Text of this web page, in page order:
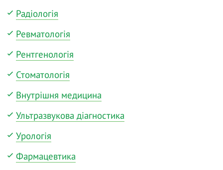
Радіологія
Ревматологія
Рентгенологія
Стоматологія
Внутрішня медицина
Ультразвукова діагностика
Урологія
Фармацевтика